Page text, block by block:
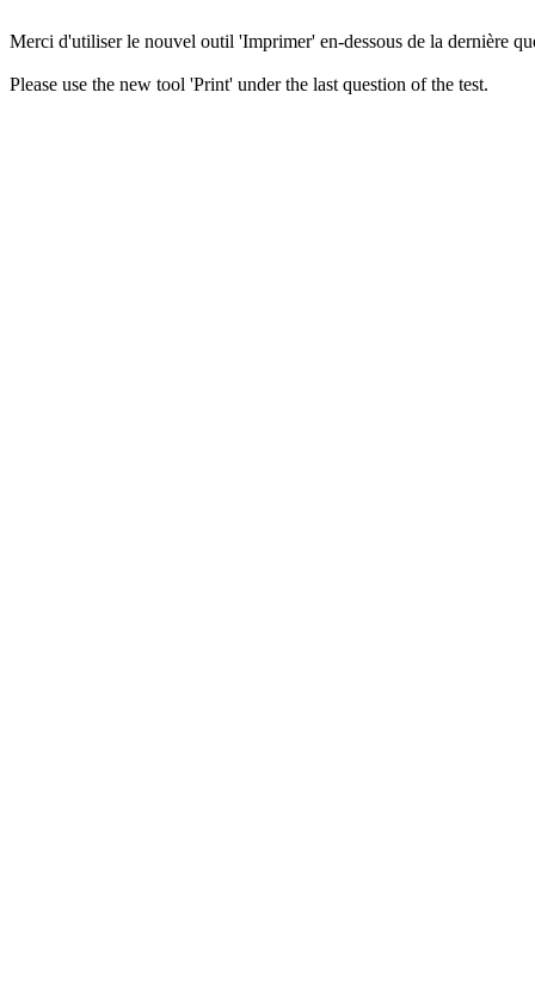
Merci d'utiliser le nouvel outil 'Imprimer' en-dessous de la dernière
Please use the new tool 'Print' under the last question of the test.